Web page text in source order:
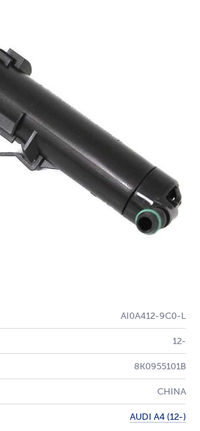
AI0A412-9C0-L
12-
8K0955101B
CHINA
AUDI A4 (12-)